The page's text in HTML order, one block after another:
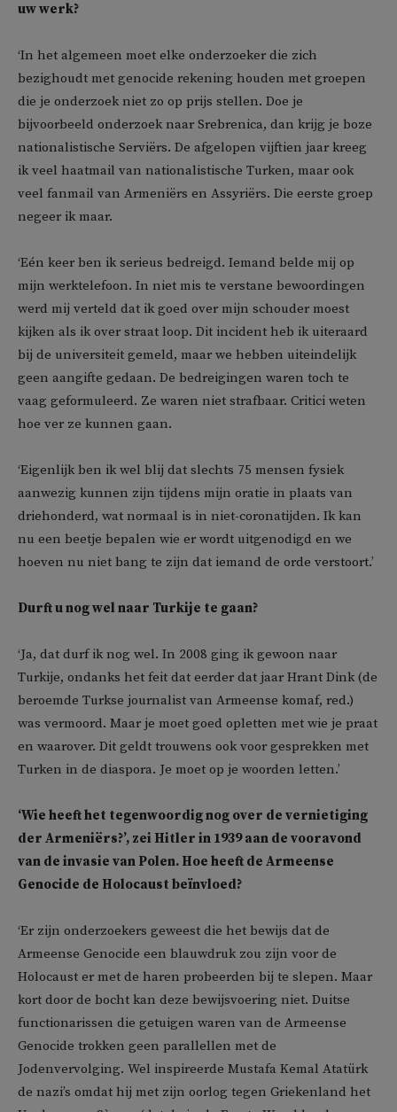
uw werk?
‘In het algemeen moet elke onderzoeker die zich
bezighoudt met genocide rekening houden met groepen
die je onderzoek niet zo op prijs stellen. Doe je
bijvoorbeeld onderzoek naar Srebrenica, dan krijg je boze
nationalistische Serviërs. De afgelopen vijftien jaar kreeg
ik veel haatmail van nationalistische Turken, maar ook
veel fanmail van Armeniërs en Assyriërs. Die eerste groep
negeer ik maar.
‘Eén keer ben ik serieus bedreigd. Iemand belde mij op
mijn werktelefoon. In niet mis te verstane bewoordingen
werd mij verteld dat ik goed over mijn schouder moest
kijken als ik over straat loop. Dit incident heb ik uiteraard
bij de universiteit gemeld, maar we hebben uiteindelijk
geen aangifte gedaan. De bedreigingen waren toch te
vaag geformuleerd. Ze waren niet strafbaar. Critici weten
hoe ver ze kunnen gaan.
‘Eigenlijk ben ik wel blij dat slechts 75 mensen fysiek
aanwezig kunnen zijn tijdens mijn oratie in plaats van
driehonderd, wat normaal is in niet-coronatijden. Ik kan
nu een beetje bepalen wie er wordt uitgenodigd en we
hoeven nu niet bang te zijn dat iemand de orde verstoort.’
Durft u nog wel naar Turkije te gaan?
‘Ja, dat durf ik nog wel. In 2008 ging ik gewoon naar
Turkije, ondanks het feit dat eerder dat jaar Hrant Dink (de
beroemde Turkse journalist van Armeense komaf, red.)
was vermoord. Maar je moet goed opletten met wie je praat
en waarover. Dit geldt trouwens ook voor gesprekken met
Turken in de diaspora. Je moet op je woorden letten.’
‘Wie heeft het tegenwoordig nog over de vernietiging
der Armeniërs?’, zei Hitler in 1939 aan de vooravond
van de invasie van Polen. Hoe heeft de Armeense
Genocide de Holocaust beïnvloed?
‘Er zijn onderzoekers geweest die het bewijs dat de
Armeense Genocide een blauwdruk zou zijn voor de
Holocaust er met de haren probeerden bij te slepen. Maar
kort door de bocht kan deze bewijsvoering niet. Duitse
functionarissen die getuigen waren van de Armeense
Genocide trokken geen parallellen met de
Jodenvervolging. Wel inspireerde Mustafa Kemal Atatürk
de nazi’s omdat hij met zijn oorlog tegen Griekenland het